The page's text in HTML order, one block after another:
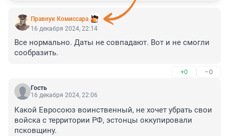
Правнук Комиссара
16 декабря 2024, 22:14
Все нормально. Даты не совпадают. Вот и не смогли
сообразить.
+0 –0
Гость
16 декабря 2024, 22:06
Какой Евросоюз воинственный, не хочет убрать свои
войска с территории РФ, эстонцы оккупировали
псковщину.